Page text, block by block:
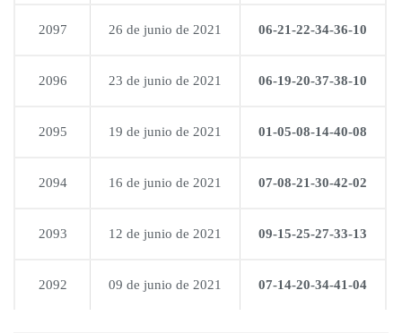
2097 26 de junio de 2021 06-21-22-34-36-10
2096 23 de junio de 2021 06-19-20-37-38-10
2095 19 de junio de 2021 01-05-08-14-40-08
2094 16 de junio de 2021 07-08-21-30-42-02
2093 12 de junio de 2021 09-15-25-27-33-13
2092 09 de junio de 2021 07-14-20-34-41-04